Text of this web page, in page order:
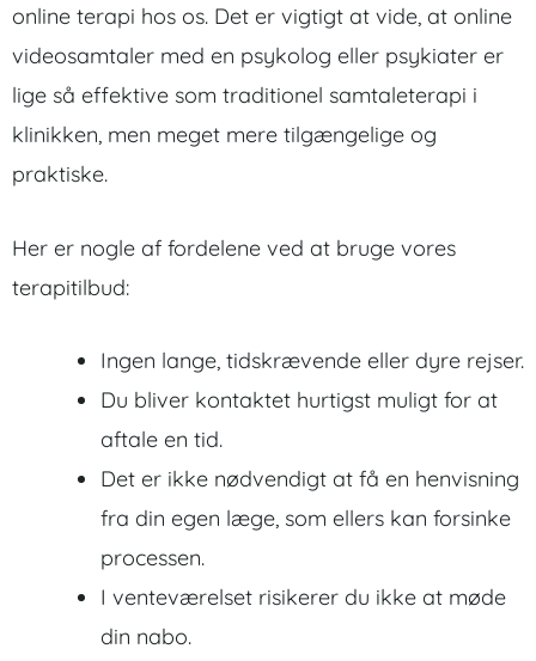
online terapi hos os. Det er vigtigt at vide, at online
videosamtaler med en psykolog eller psykiater er
lige så effektive som traditionel samtaleterapi i
klinikken, men meget mere tilgængelige og
praktiske.
Her er nogle af fordelene ved at bruge vores
terapitilbud:
Ingen lange, tidskrævende eller dyre rejser.
Du bliver kontaktet hurtigst muligt for at
aftale en tid.
Det er ikke nødvendigt at få en henvisning
fra din egen læge, som ellers kan forsinke
processen.
I venteværelset risikerer du ikke at møde
din nabo.